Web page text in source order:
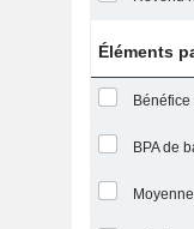
Éléments
BPA de